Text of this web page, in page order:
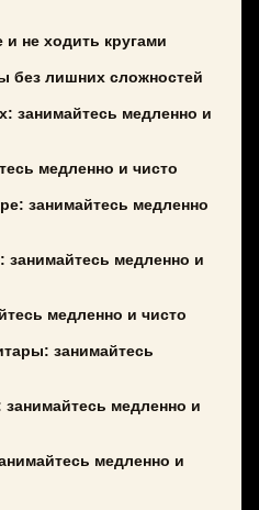
и не ходить кругами
без лишних сложностей
занимайтесь медленно и
медленно и чисто
занимайтесь медленно
занимайтесь медленно и
медленно и чисто
занимайтесь
занимайтесь медленно и
медленно и